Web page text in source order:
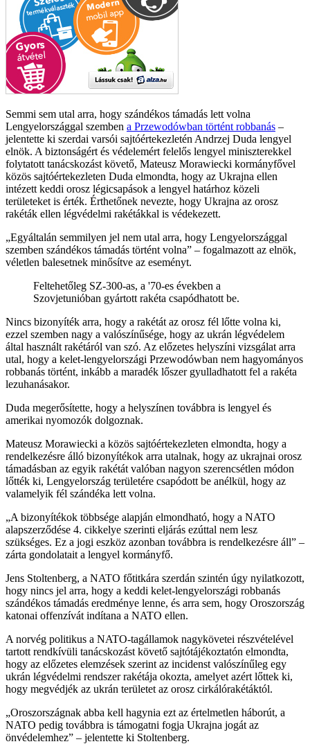
Semmi sem utal arra, hogy szándékos támadás lett volna
Lengyelországgal szemben a Przewodówban történt robbanás –
jelentette ki szerdai varsói sajtóértekezletén Andrzej Duda lengyel
elnök. A biztonságért és védelemért felelős lengyel miniszterekkel
folytatott tanácskozást követő, Mateusz Morawiecki kormányfővel
közös sajtóértekezleten Duda elmondta, hogy az Ukrajna ellen
intézett keddi orosz légicsapások a lengyel határhoz közeli
területeket is érték. Érthetőnek nevezte, hogy Ukrajna az orosz
rakéták ellen légvédelmi rakétákkal is védekezett.
Egyáltalán semmilyen jel nem utal arra, hogy Lengyelországgal
szemben szándékos támadás történt volna
– fogalmazott az elnök,
véletlen balesetnek minősítve az eseményt.
Feltehetőleg SZ-300-as, a '70-es években a
Szovjetunióban gyártott rakéta csapódhatott be.
Nincs bizonyíték arra, hogy a rakétát az orosz fél lőtte volna ki,
ezzel szemben nagy a valószínűsége, hogy az ukrán légvédelem
által használt rakétáról van szó. Az előzetes helyszíni vizsgálat arra
utal, hogy a kelet-lengyelországi Przewodówban nem hagyományos
robbanás történt, inkább a maradék lőszer gyulladhatott fel a rakéta
lezuhanásakor.
Duda megerősítette, hogy a helyszínen továbbra is lengyel és
amerikai nyomozók dolgoznak.
Mateusz Morawiecki a közös sajtóértekezleten elmondta, hogy a
rendelkezésre álló bizonyítékok arra utalnak, hogy az ukrajnai orosz
támadásban az egyik rakétát valóban nagyon szerencsétlen módon
lőtték ki, Lengyelország területére csapódott be anélkül, hogy az
valamelyik fél szándéka lett volna.
A bizonyítékok többsége alapján elmondható, hogy a NATO
alapszerződése 4. cikkelye szerinti eljárás ezúttal nem lesz
szükséges. Ez a jogi eszköz azonban továbbra is rendelkezésre áll
–
zárta gondolatait a lengyel kormányfő.
Jens Stoltenberg, a NATO főtitkára szerdán szintén úgy nyilatkozott,
hogy nincs jel arra, hogy a keddi kelet-lengyelországi robbanás
szándékos támadás eredménye lenne, és arra sem, hogy Oroszország
katonai offenzívát indítana a NATO ellen.
A norvég politikus a NATO-tagállamok nagykövetei részvételével
tartott rendkívüli tanácskozást követő sajtótájékoztatón elmondta,
hogy az előzetes elemzések szerint az incidenst valószínűleg egy
ukrán légvédelmi rendszer rakétája okozta, amelyet azért lőttek ki,
hogy megvédjék az ukrán területet az orosz cirkálórakétáktól.
Oroszországnak abba kell hagynia ezt az értelmetlen háborút, a
NATO pedig továbbra is támogatni fogja Ukrajna jogát az
önvédelemhez
– jelentette ki Stoltenberg.